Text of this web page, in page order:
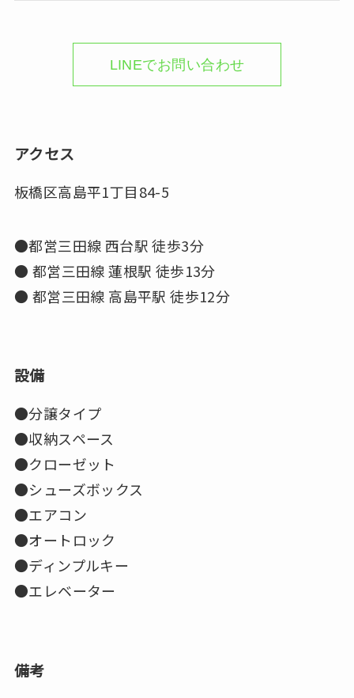
LINEでお問い合わせ
アクセス
板橋区高島平1丁目84-5
●都営三田線 西台駅 徒歩3分
● 都営三田線 蓮根駅 徒歩13分
● 都営三田線 高島平駅 徒歩12分
設備
●分譲タイプ
●収納スペース
●クローゼット
●シューズボックス
●エアコン
●オートロック
●ディンプルキー
●エレベーター
備考